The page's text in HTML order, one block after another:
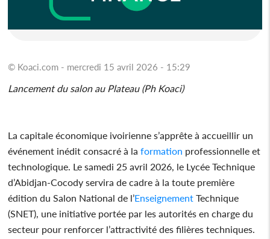
© Koaci.com - mercredi 15 avril 2026 - 15:29
Lancement du salon au Plateau (Ph Koaci)
La capitale économique ivoirienne s’apprête à accueillir un
événement inédit consacré à laformation professionnelle et
technologique. Le samedi 25 avril 2026, le Lycée Technique
d’Abidjan-Cocody servira de cadre à la toute première
édition du Salon National de l’Enseignement Technique
(SNET), une initiative portée par les autorités en charge du
secteur pour renforcer l’attractivité des filières techniques.